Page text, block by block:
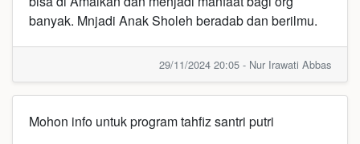
banyak. Mnjadi Anak Sholeh beradab dan berilmu.
29/11/2024 20:05 - Nur Irawati Abbas
Mohon info untuk program tahfiz santri putri